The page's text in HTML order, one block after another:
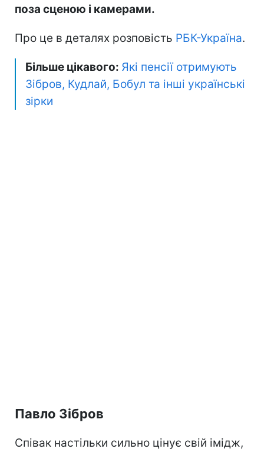
поза сценою і камерами.
Про це в деталях розповість РБК-Україна.
Більше цікавого: Які пенсії отримують
Зібров, Кудлай, Бобул та інші українські
зірки
Павло Зібров
Співак настільки сильно цінує свій імідж,